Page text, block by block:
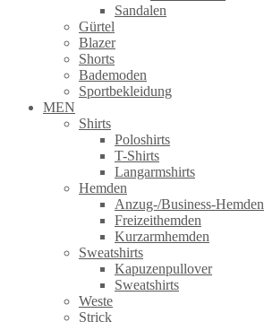
Sandalen
Gürtel
Blazer
Shorts
Bademoden
Sportbekleidung
MEN
Shirts
Poloshirts
T-Shirts
Langarmshirts
Hemden
Anzug-/Business-Hemden
Freizeithemden
Kurzarmhemden
Sweatshirts
Kapuzenpullover
Sweatshirts
Weste
Strick